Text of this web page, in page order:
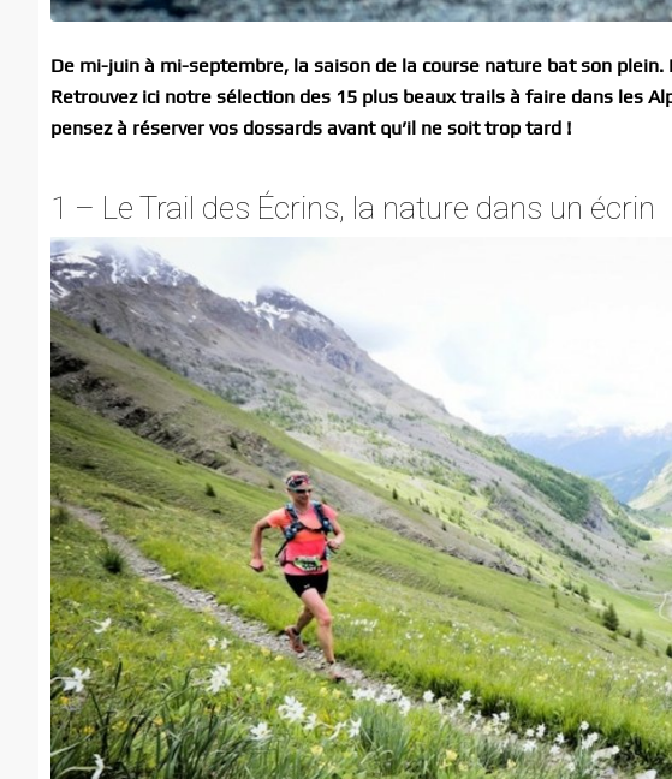
De mi-juin à mi-septembre, la saison de la course nature bat son
Retrouvez ici notre sélection des 15 plus beaux trails à faire dans les
pensez à réserver vos dossards avant qu’il ne soit trop tard !
1 – Le Trail des Écrins, la nature dans un écrin